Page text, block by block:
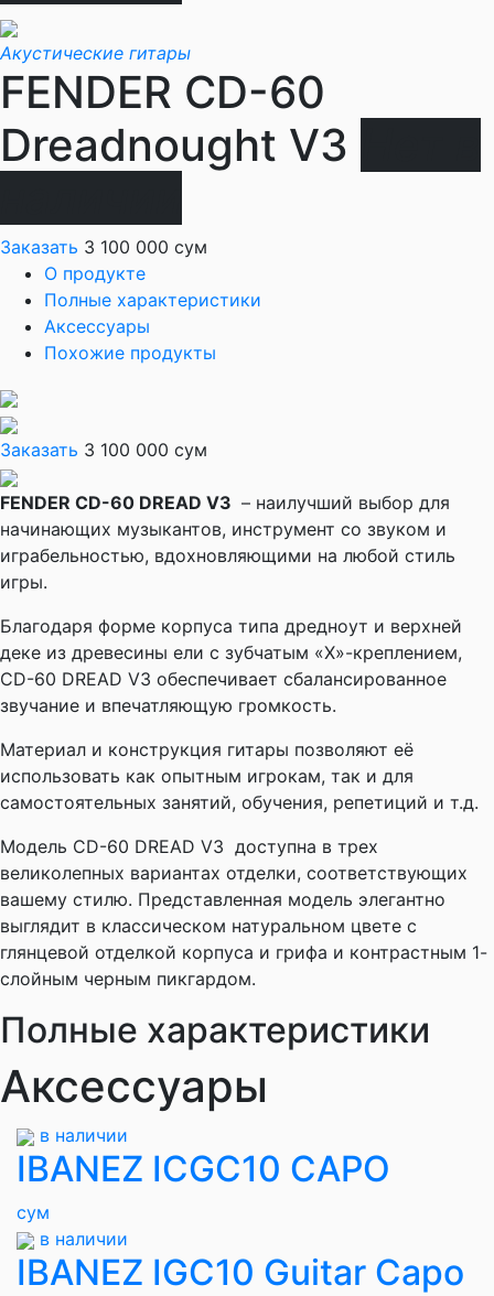
Акустические гитары
FENDER CD-60
Dreadnought V3
Заказать 3 100 000 сум
О продукте
Полные характеристики
Аксессуары
Похожие продукты
Заказать 3 100 000 сум
FENDER CD-60 DREAD V3 – наилучший выбор для
начинающих музыкантов, инструмент со звуком и
играбельностью, вдохновляющими на любой стиль
игры.
Благодаря форме корпуса типа дредноут и верхней
деке из древесины ели с зубчатым «X»-креплением,
CD-60 DREAD V3 обеспечивает сбалансированное
звучание и впечатляющую громкость.
Материал и конструкция гитары позволяют её
использовать как опытным игрокам, так и для
самостоятельных занятий, обучения, репетиций и т.д.
Модель CD-60 DREAD V3 доступна в трех
великолепных вариантах отделки, соответствующих
вашему стилю. Представленная модель элегантно
выглядит в классическом натуральном цвете с
глянцевой отделкой корпуса и грифа и контрастным 1-
слойным черным пикгардом.
Полные характеристики
Аксессуары
в наличии
IBANEZ ICGC10 CAPO
сум
в наличии
IBANEZ IGC10 Guitar Capo